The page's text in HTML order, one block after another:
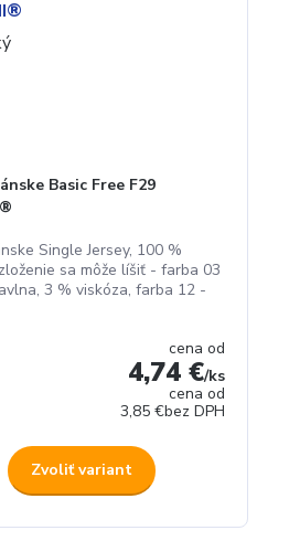
Basic Free F29
Single Jersey, 100 %
sa môže líšiť - farba 03
3 % viskóza, farba 12 -
cena od
4,74 €/ks
cena od
3,85 €bez DPH
Zvoliť variant